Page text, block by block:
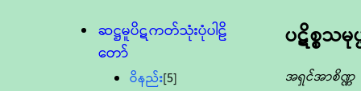
ဆဋ္ဌမူပိဋကတ်သုံးပုံပါဠိ
တော်
ဝိနည်း[5]
ပဋိစ္စသမု
အရှင်အာစိဏ္ဏ